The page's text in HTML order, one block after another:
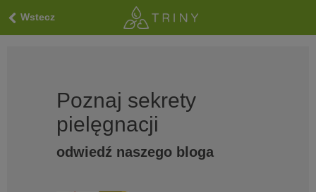
Wstecz
Poznaj sekrety
pielęgnacji
odwiedź naszego bloga